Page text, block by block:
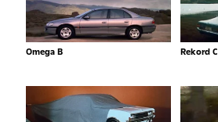
Omega B Rekord C